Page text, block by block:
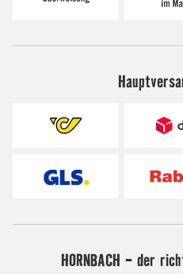
HORNBACH - der